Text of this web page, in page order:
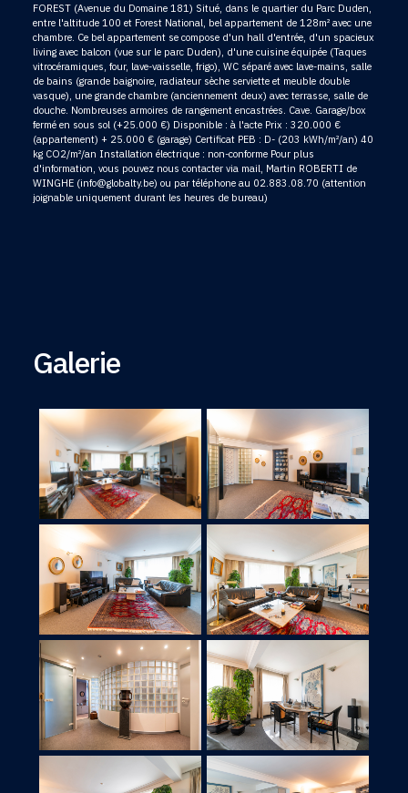
FOREST (Avenue du Domaine 181) Situé, dans le quartier du Parc Duden,
entre l'altitude 100 et Forest National, bel appartement de 128m² avec une
chambre. Ce bel appartement se compose d'un hall d'entrée, d'un spacieux
living avec balcon (vue sur le parc Duden), d'une cuisine équipée (Taques
vitrocéramiques, four, lave-vaisselle, frigo), WC séparé avec lave-mains, salle
de bains (grande baignoire, radiateur sèche serviette et meuble double
vasque), une grande chambre (anciennement deux) avec terrasse, salle de
douche. Nombreuses armoires de rangement encastrées. Cave. Garage/box
fermé en sous sol (+25.000 €) Disponible : à l'acte Prix : 320.000 €
(appartement) + 25.000 € (garage) Certificat PEB : D- (203 kWh/m²/an) 40
kg CO2/m²/an Installation électrique : non-conforme Pour plus
d'information, vous pouvez nous contacter via mail, Martin ROBERTI de
WINGHE (info@globalty.be) ou par téléphone au 02.883.08.70 (attention
joignable uniquement durant les heures de bureau)
Galerie